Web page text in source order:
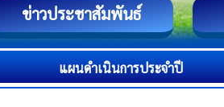
ข่าวประชาสัมพันธ์
แผนดำเนินการประจำปี